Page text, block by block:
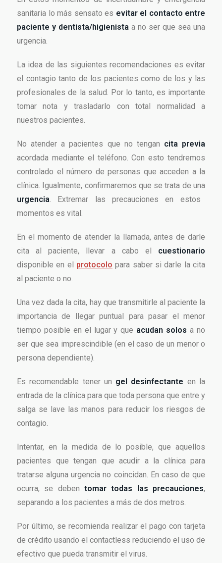
sanitaria lo más sensato es evitar el contacto entre
paciente y dentista/higienista a no ser que sea una
urgencia.
La idea de las siguientes recomendaciones es evitar
el contagio tanto de los pacientes como de los y las
profesionales de la salud. Por lo tanto, es importante
tomar nota y trasladarlo con total normalidad a
nuestros pacientes.
No atender a pacientes que no tengan cita previa
acordada mediante el teléfono. Con esto tendremos
controlado el número de personas que acceden a la
clínica. Igualmente, confirmaremos que se trata de una
urgencia. Extremar las precauciones en estos
momentos es vital.
En el momento de atender la llamada, antes de darle
cita al paciente, llevar a cabo el cuestionario
disponible en el protocolo para saber si darle la cita
al paciente o no.
Una vez dada la cita, hay que transmitirle al paciente la
importancia de llegar puntual para pasar el menor
tiempo posible en el lugar y que acudan solos a no
ser que sea imprescindible (en el caso de un menor o
persona dependiente).
Es recomendable tener un gel desinfectante en la
entrada de la clínica para que toda persona que entre y
salga se lave las manos para reducir los riesgos de
contagio.
Intentar, en la medida de lo posible, que aquellos
pacientes que tengan que acudir a la clínica para
tratarse alguna urgencia no coincidan. En caso de que
ocurra, se deben tomar todas las precauciones,
separando a los pacientes a más de dos metros.
Por último, se recomienda realizar el pago con tarjeta
de crédito usando el contactless reduciendo el uso de
efectivo que pueda transmitir el virus.